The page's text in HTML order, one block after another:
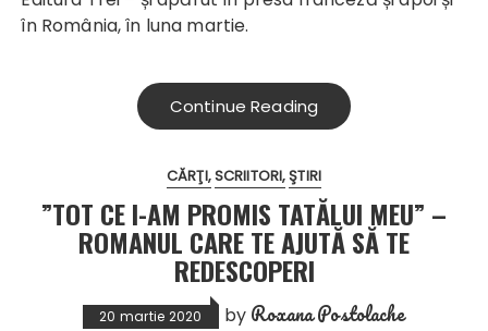
în România, în luna martie.
Continue Reading
CĂRŢI SCRIITORI ŞTIRI
”TOT CE I-AM PROMIS TATĂLUI MEU” –
ROMANUL CARE TE AJUTĂ SĂ TE
REDESCOPERI
20 martie 2020 by Roxana Postolache